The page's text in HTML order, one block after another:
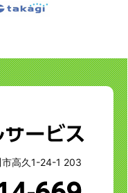
高久1-24-1 203